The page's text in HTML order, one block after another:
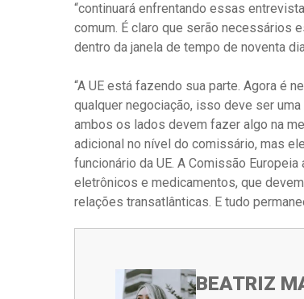
“continuará enfrentando essas
comum. É claro que serão necessários
dentro da janela de tempo de noventa
“A UE está fazendo sua parte. Agora é
qualquer negociação, isso deve ser
ambos os lados devem fazer algo na
adicional no nível do comissário, mas
funcionário da UE. A Comissão
eletrônicos e medicamentos, que
relações transatlânticas. E tudo
BEATRIZ